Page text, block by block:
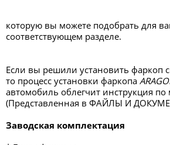
которую вы можете подобрать для
соответствующем разделе.
Если вы решили установить фаркоп
то процесс установки фаркопа
автомобиль облегчит инструкция по
(Представленная в ФАЙЛЫ И
Заводская комплектация